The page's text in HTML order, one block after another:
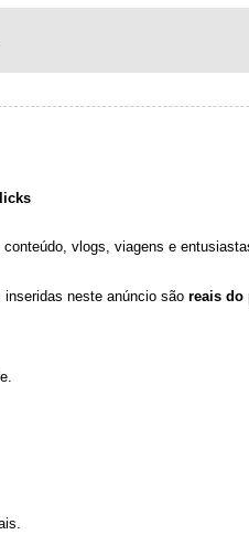
1.199,98
.
vlogs, viagens e
inseridas neste anúncio são reais do